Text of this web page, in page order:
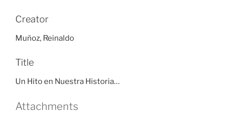
Creator
Muñoz, Reinaldo
Title
Un Hito en Nuestra Historia…
Attachments